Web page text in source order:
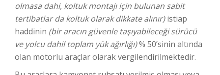
olmasa dahi, koltuk montajı için bulunan sabit
tertibatlar da koltuk olarak dikkate alınır)istiap
haddinin (bir aracın güvenle taşıyabileceği sürücü
ve yolcu dahil toplam yük ağırlığı)% 50’sinin altında
olan motorlu araçlar olarak vergilendirilmektedir.